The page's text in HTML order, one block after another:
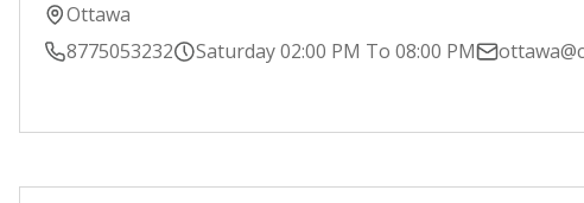
Ottawa
8775053232
Saturday 02:00 PM To 08:00 PM